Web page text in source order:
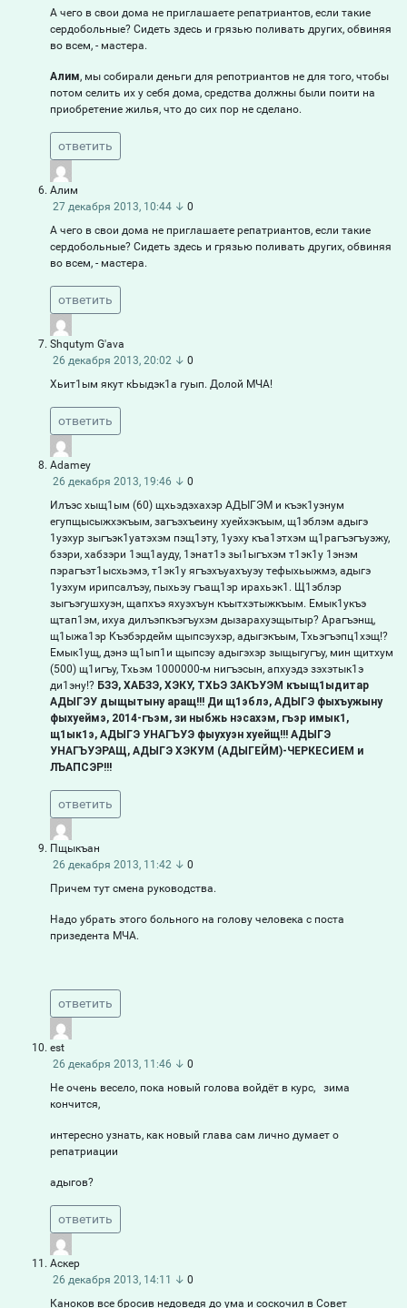
А чего в свои дома не приглашаете репатриантов, если такие
сердобольные? Сидеть здесь и грязью поливать других, обвиняя
во всем, - мастера.
Алим, мы собирали деньги для репотриантов не для того, чтобы
потом селить их у себя дома, средства должны были поити на
приобретение жилья, что до сих пор не сделано.
ответить
Алим
27 декабря 2013, 10:44 ↓ 0
А чего в свои дома не приглашаете репатриантов, если такие
сердобольные? Сидеть здесь и грязью поливать других, обвиняя
во всем, - мастера.
ответить
Shqutym G'ava
26 декабря 2013, 20:02 ↓ 0
Хьит1ым якут кЬыдэк1а гуып. Долой МЧА!
ответить
Adamey
26 декабря 2013, 19:46 ↓ 0
Илъэс хыщ1ым (60) щхьэдэхахэр АДЫГЭМ и къэк1уэнум
егупщысыжхэкъым, загъэхъеину хуейхэкъым, щ1эблэм адыгэ
1уэхур зыгъэк1уатэхэм пэщ1эту, 1уэху къа1этхэм щ1рагъэгъуэжу,
бзэри, хабзэри 1эщ1ауду, 1энат1э зы1ыгъхэм т1эк1у 1энэм
пэрагъэт1ысхьэмэ, т1эк1у ягъэхъуахъуэу тефыхьыжмэ, адыгэ
1уэхум ирипсалъэу, пыхьэу гъащ1эр ирахьэк1. Щ1эблэр
зыгъэгушхуэн, щапхъэ яхуэхъун къытхэтыжкъым. Емык1укъэ
щтап1эм, ихуа дилъэпкъэгъухэм дызарахуэщытыр? Арагъэнщ,
щ1ыжа1эр Къэбэрдейм щыпсэухэр, адыгэкъым, Тхьэгъэпц1хэщ!?
Емык1ущ, дэнэ щ1ып1и щыпсэу адыгэхэр зыщыгугъу, мин щитхум
(500) щ1игъу, Тхьэм 1000000-м нигъэсын, апхуэдэ зэхэтык1э
ди1эну!? БЗЭ, ХАБЗЭ, ХЭКУ, ТХЬЭ ЗАКЪУЭМ къыщ1ыдитар
АДЫГЭУ дыщытыну аращ!!! Ди щ1эблэ, АДЫГЭ фыхъужыну
фыхуеймэ, 2014-гъэм, зи ныбжь нэсахэм, гъэр имык1,
щ1ык1э, АДЫГЭ УНАГЪУЭ фыухуэн хуейщ!!! АДЫГЭ
УНАГЪУЭРАЩ, АДЫГЭ ХЭКУМ (АДЫГЕЙМ)-ЧЕРКЕСИЕМ и
ЛЪАПСЭР!!!
ответить
Пщыкъан
26 декабря 2013, 11:42 ↓ 0
Причем тут смена руководства.
Надо убрать этого больного на голову человека с поста
призедента МЧА.
ответить
est
26 декабря 2013, 11:46 ↓ 0
Не очень весело, пока новый голова войдёт в курс, зима
кончится,
интересно узнать, как новый глава сам лично думает о
репатриации
адыгов?
ответить
Аскер
26 декабря 2013, 14:11
↓ 0
Каноков все бросив недоведя до ума и соскочил в Совет